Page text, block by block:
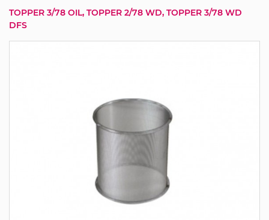
TOPPER 3/78 OIL, TOPPER 2/78 WD, TOPPER 3/78 WD
DFS